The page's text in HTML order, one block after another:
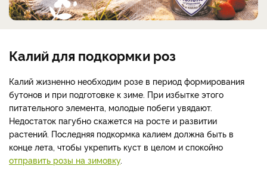
Калий для подкормки роз
Калий жизненно необходим розе в период формирования
бутонов и при подготовке к зиме. При избытке этого
питательного элемента, молодые побеги увядают.
Недостаток пагубно скажется на росте и развитии
растений. Последняя подкормка калием должна быть в
конце лета, чтобы укрепить куст в целом и спокойно
отправить розы на зимовку.